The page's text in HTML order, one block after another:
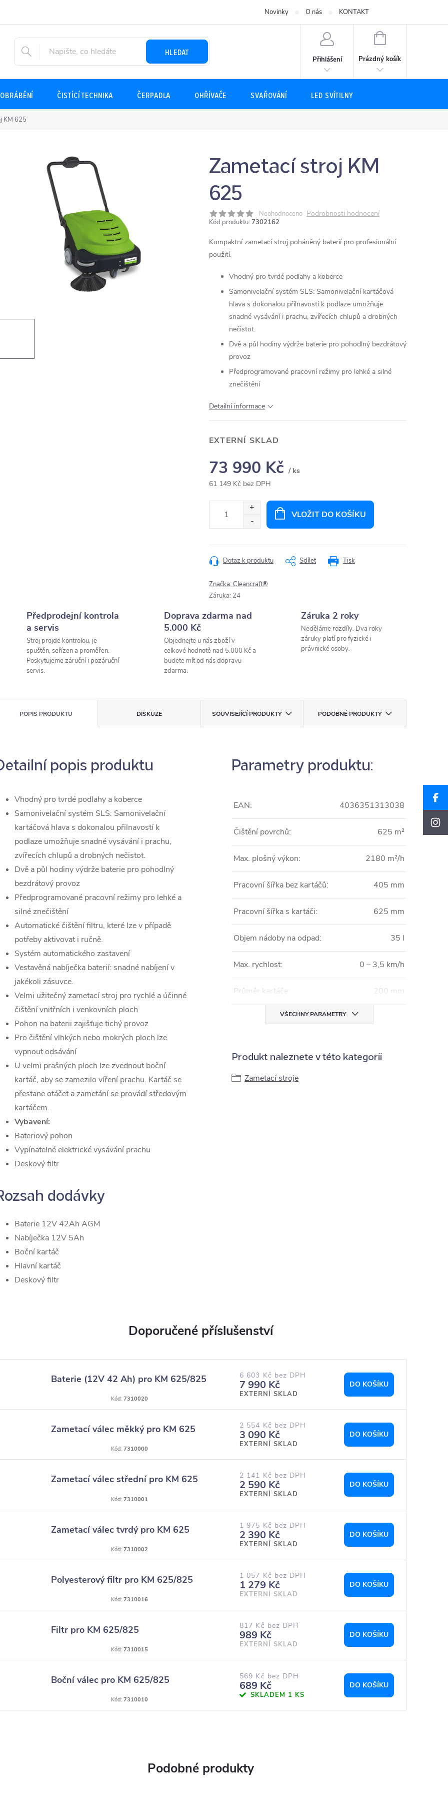
Novinky O nás KONTAKT
HLEDAT
Přihlášení
NÁKUPNÍ
Prázdný košík
ČISTÍCÍ TECHNIKA ČERPADLA OHŘÍVAČE SVAŘOVÁNÍ LED SVÍTILNY
KM 625
Zametací stroj KM
625
Neohodnoceno Podrobnosti hodnocení
Kód produktu: 7302162
Kompaktní zametací stroj poháněný baterií pro profesionální
použití.
Vhodný pro tvrdé podlahy a koberce
Samonivelační systém SLS: Samonivelační kartáčová
hlava s dokonalou přilnavostí k podlaze umožňuje
snadné vysávání i prachu, zvířecích chlupů a drobných
nečistot.
Dvě a půl hodiny výdrže baterie pro pohodlný bezdrátový
provoz
Předprogramované pracovní režimy pro lehké a silné
znečištění
Detailní informace
EXTERNÍ SKLAD
73 990 Kč / ks
61 149 Kč bez DPH
VLOŽIT DO KOŠÍKU
Tisk
Dotaz k produktu Sdílet
Značka:Cleancraft®
Záruka: 24
Předprodejní kontrola
a servis
Stroj projde kontrolou, je
spuštěn, seřízen a proměřen.
Poskytujeme záruční i pozáruční
servis.
Doprava zdarma nad
5.000 Kč
Objednejte u nás zboží v
celkové hodnotě nad 5.000 Kč a
budete mít od nás dopravu
zdarma.
Záruka 2 roky
Neděláme rozdíly. Dva roky
záruky platí pro fyzické i
právnické osoby.
POPIS PRODUKTU DISKUZE SOUVISEJÍCÍ PRODUKTY PODOBNÉ PRODUKTY
popis produktu
Vhodný pro tvrdé podlahy a koberce
Samonivelační systém SLS: Samonivelační
kartáčová hlava s dokonalou přilnavostí k
podlaze umožňuje snadné vysávání i prachu,
zvířecích chlupů a drobných nečistot.
Dvě a půl hodiny výdrže baterie pro pohodlný
bezdrátový provoz
Předprogramované pracovní režimy pro lehké a
silné znečištění
Automatické čištění filtru, které lze v případě
potřeby aktivovat i ručně.
Systém automatického zastavení
Vestavěná nabíječka baterií: snadné nabíjení v
jakékoli zásuvce.
Velmi užitečný zametací stroj pro rychlé a účinné
čištění vnitřních i venkovních ploch
Pohon na baterii zajišťuje tichý provoz
Pro čištění vlhkých nebo mokrých ploch lze
vypnout odsávání
U velmi prašných ploch lze zvednout boční
kartáč, aby se zamezilo víření prachu. Kartáč se
přestane otáčet a zametání se provádí středovým
kartáčem.
Vybavení:
Bateriový pohon
Vypínatelné elektrické vysávání prachu
Deskový filtr
dodávky
Baterie 12V 42Ah AGM
Nabíječka 12V 5Ah
Boční kartáč
Hlavní kartáč
Deskový filtr
Parametry produktu:
EAN: 4036351313038
Čištění povrchů: 625 m²
Max. plošný výkon: 2180 m²/h
Pracovní šířka bez kartáčů: 405 mm
Pracovní šířka s kartáči: 625 mm
Objem nádoby na odpad: 35 l
Max. rychlost: 0 – 3,5 km/h
Průměr kartáče: 200 mm
VŠECHNY PARAMETRY
Produkt naleznete v této kategorii
Zametací stroje
Baterie (12V 42 Ah) pro KM 625/825 6 603 Kč bez DPH
7 990 Kč
EXTERNÍ SKLAD
DO KOŠÍKU
Kód: 7310020
Zametací válec měkký pro KM 625 2 554 Kč bez DPH
3 090 Kč
EXTERNÍ SKLAD
DO KOŠÍKU
Kód: 7310000
Zametací válec střední pro KM 625 2 141 Kč bez DPH
2 590 Kč
EXTERNÍ SKLAD
DO KOŠÍKU
Kód: 7310001
Zametací válec tvrdý pro KM 625 1 975 Kč bez DPH
2 390 Kč
EXTERNÍ SKLAD
DO KOŠÍKU
Kód: 7310002
Polyesterový filtr pro KM 625/825 1 057 Kč bez DPH
1 279 Kč
EXTERNÍ SKLAD
DO KOŠÍKU
Kód: 7310016
Filtr pro KM 625/825 817 Kč bez DPH
989 Kč
EXTERNÍ SKLAD
DO KOŠÍKU
Kód: 7310015
Boční válec pro KM 625/825 569 Kč bez DPH
689 Kč
SKLADEM 1 KS
DO KOŠÍKU
Kód: 7310010